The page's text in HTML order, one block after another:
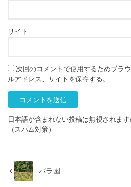
サイト
次回のコメントで使用するためブラ
ルアドレス、サイトを保存する。
日本語が含まれない投稿は無視されます
（スパム対策）
バラ園